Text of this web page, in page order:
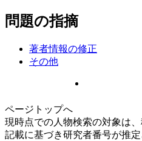
問題の指摘
著者情報の修正
その他
ページトップへ
現時点での人物検索の対象は、
記載に基づき研究者番号が推